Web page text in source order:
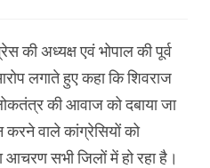
की अध्यक्ष एवं भोपाल की पूर्व
लगाते हुए कहा कि शिवराज
की आवाज को दबाया जा
करने वाले कांग्रेसियों को
आचरण सभी जिलों में हो रहा है।